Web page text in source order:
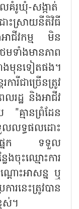
គំរូឃុំ-សង្កាត់
ស្រាយនីតិវិធី
អាជីវកម្ម មិន
មទាំងមានភាព
ទៀតផង។
រីជាច្រើនត្រូវ
ដ្ឋ និងអាជីវ
"គ្មានព្រំដែន
លទ្ធផលដោះ
ឬផ្នែក ទទួល
ចុះឈ្មោះការ
តោះអាសន្ន ឬ
រនេះត្រូវបាន
ស់។